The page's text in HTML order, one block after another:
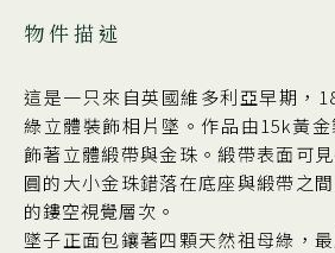
物件描述
這是一只來自英國維多利亞早期，
綠立體裝飾相片墜。作品由15k黃
飾著立體緞帶與金珠。緞帶表面可
圓的大小金珠錯落在底座與緞帶之
的鏤空視覺層次。
墜子正面包鑲著四顆天然祖母綠，